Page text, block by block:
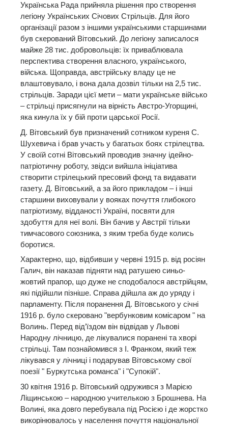
Українська Рада прийняла рішення про створення
легіону Українських Січових Стрільців. Для його
організації разом з іншими українськими старшинами
був скерований Вітовський. До легіону записалося
майже 28 тис. добровольців: їх приваблювала
перспектива створення власного, українського,
війська. Щоправда, австрійську владу це не
влаштовувало, і вона дала дозвіл тільки на 2,5 тис.
стрільців. Заради цієї мети – мати українське військо
– стрільці присягнули на вірність Австро-Угорщині,
яка кинула їх у бій проти царської Росії.
Д. Вітовський був призначений сотником куреня С.
Шухевича і брав участь у багатьох боях стрілецтва.
У своїй сотні Вітовський проводив значну ідейно-
патріотичну роботу, звідси вийшла ініціатива
створити стрілецький пресовий фонд та видавати
газету. Д. Вітовський, а за його прикладом – і інші
старшини виховували у вояках почуття глибокого
патріотизму, відданості Україні, посвяти для
здобуття для неї волі. Він бачив у Австрії тільки
тимчасового союзника, з яким треба буде колись
боротися.
Характерно, що, відбивши у червні 1915 р. від росіян
Галич, він наказав підняти над ратушею синьо-
жовтий прапор, що дуже не сподобалося австрійцям,
які підійшли пізніше. Справа дійшла аж до уряду і
парламенту. Після поранення Д. Вітовського у січні
1916 р. було скеровано "вербунковим комісаром " на
Волинь. Перед від’їздом він відвідав у Львові
Народну лічницю, де лікувалися поранені та хворі
стрільці. Там познайомився з І. Франком, який теж
лікувався у лічниці і подарував Вітовському свої
поезії " Буркутська романса" і "Супокій".
30 квітня 1916 р. Вітовський одружився з Марією
Ліщинською – народною учителькою з Брошнева. На
Волині, яка довго перебувала під Росією і де жорстко
викорінювалось у населення почуття національної